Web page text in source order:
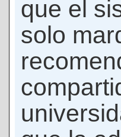
que el
solo